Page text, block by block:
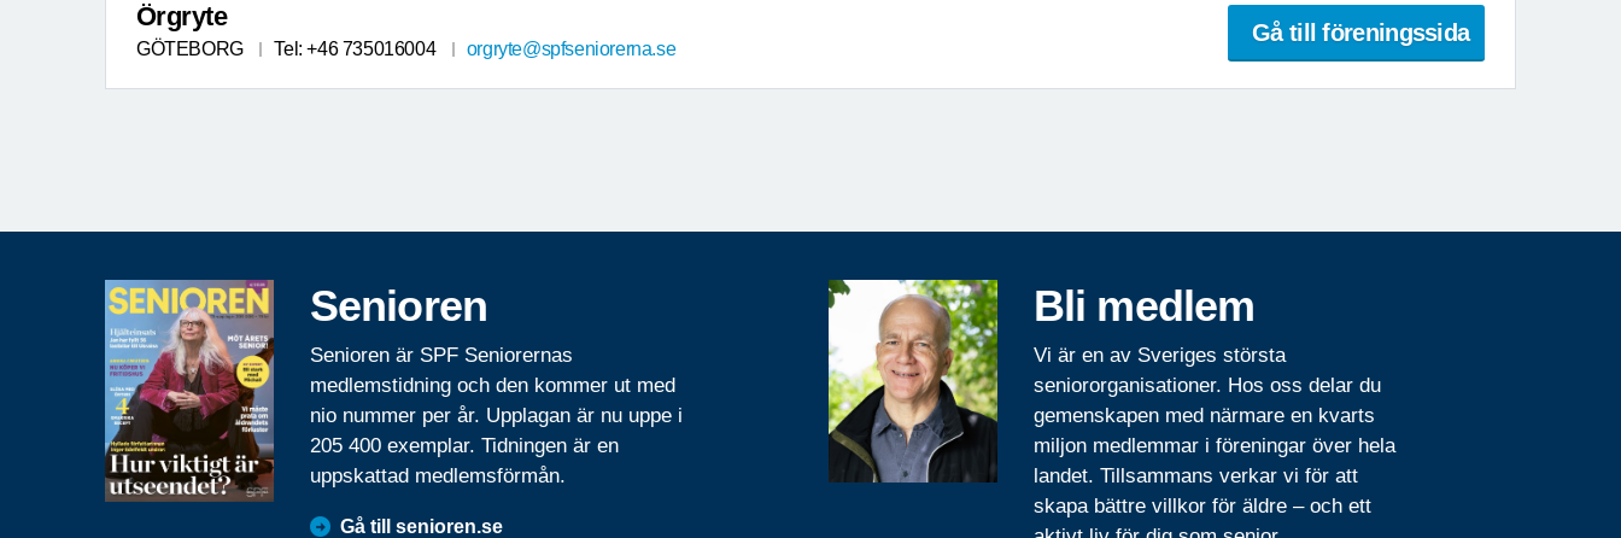
Örgryte
GÖTEBORG Tel: +46 735016004 orgryte@spfseniorerna.se
Gå till föreningssida
Senioren
Senioren är SPF Seniorernas
medlemstidning och den kommer ut med
nio nummer per år. Upplagan är nu uppe i
205 400 exemplar. Tidningen är en
uppskattad medlemsförmån.
Gå till senioren.se
Bli medlem
Vi är en av Sveriges största
seniororganisationer. Hos oss delar du
gemenskapen med närmare en kvarts
miljon medlemmar i föreningar över hela
landet. Tillsammans verkar vi för att
skapa bättre villkor för äldre – och ett